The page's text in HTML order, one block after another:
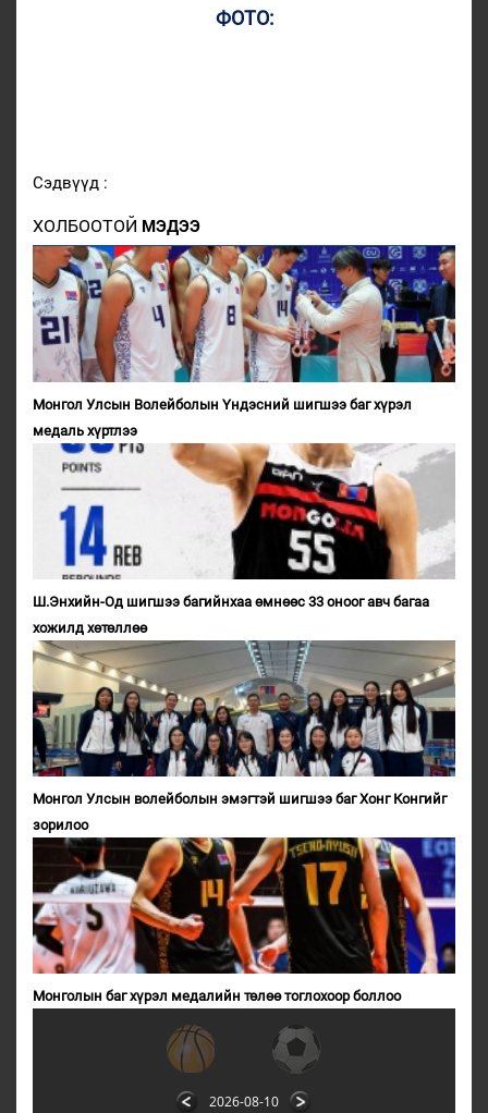
ФОТО:
Сэдвүүд :
ХОЛБООТОЙ МЭДЭЭ
Монгол Улсын Волейболын Үндэсний шигшээ баг хүрэл
медаль хүртлээ
Ш.Энхийн-Од шигшээ багийнхаа өмнөөс 33 оноог авч багаа
хожилд хөтөллөө
Монгол Улсын волейболын эмэгтэй шигшээ баг Хонг Конгийг
зорилоо
Монголын баг хүрэл медалийн төлөө тоглохоор боллоо
2026-08-10